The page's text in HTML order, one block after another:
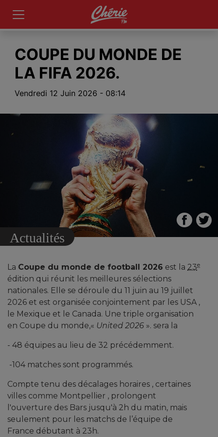
COUPE DU MONDE DE
LA FIFA 2026.
Vendredi 12 Juin 2026 - 08:14
Actualités
La Coupe du monde de football 2026 est la 23e
édition qui réunit les meilleures sélections
nationales. Elle se déroule du 11 juin au 19 juillet
2026 et est organisée conjointement par les USA ,
le Mexique et le Canada. Une triple organisation
en Coupe du monde,« United 2026 ». sera la
- 48 équipes au lieu de 32 précédemment.
-104 matches sont programmés.
Compte tenu des décalages horaires , certaines
villes comme Montpellier , prolongent
l'ouverture des Bars jusqu'à 2h du matin, mais
seulement pour les matchs de l’équipe de
France débutant à 23h.